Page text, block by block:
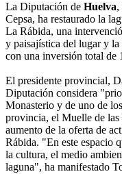
La Diputación de Huelva,
Cepsa, ha restaurado la
La Rábida, una
y paisajística del lugar y
con una inversión total de
El presidente provincial,
Diputación considera
Monasterio y de uno de
provincia, el Muelle de
aumento de la oferta de
Rábida. "En este espacio
la cultura, el medio
laguna", ha manifestado